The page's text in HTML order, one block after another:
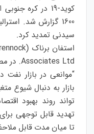
1600 گزارش شد.
سیدنی تمدید کرد.
Associates Ltd. در مصاحبه با بلومبرگ عنوان کرد:
“موانعی در بازار
بازار به دنبال شیوع
تواند روند بهبود
تهدید قابل توجهی
تا میان مدت قابل